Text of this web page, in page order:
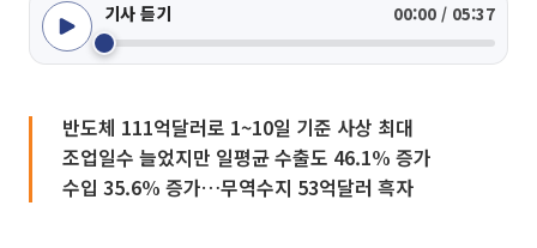
기사 듣기 00:00 / 05:37
반도체 111억달러로 1~10일 기준 사상 최대
조업일수 늘었지만 일평균 수출도 46.1% 증가
수입 35.6% 증가…무역수지 53억달러 흑자